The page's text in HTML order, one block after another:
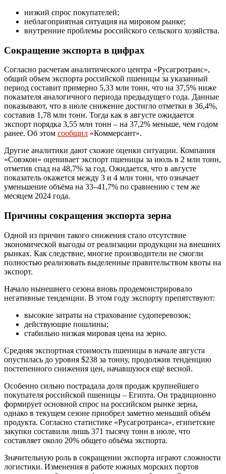
низкий спрос покупателей;
неблагоприятная ситуация на мировом рынке;
внутренние проблемы российского сельского хозяйства.
Сокращение экспорта в цифрах
Согласно расчетам аналитического центра «Русагротранс»,
общий объем экспорта российской пшеницы за указанный
период составит примерно 5,33 млн тонн, что на 37,5% ниже
показателя аналогичного периода предыдущего года. Данные
показывают, что в июле снижение достигло отметки в 36,4%,
составив 1,78 млн тонн. Тогда как в августе ожидается
экспорт порядка 3,55 млн тонн – на 37,2% меньше, чем годом
ранее. Об этом сообщил «Коммерсант».
Другие аналитики дают схожие оценки ситуации. Компания
«Совэкон» оценивает экспорт пшеницы за июль в 2 млн тонн,
отметив спад на 48,7% за год. Ожидается, что в августе
показатель окажется между 3 и 4 млн тонн, что означает
уменьшение объёма на 33–41,7% по сравнению с тем же
месяцем 2024 года.
Причины сокращения экспорта зерна
Одной из причин такого снижения стало отсутствие
экономической выгоды от реализации продукции на внешних
рынках. Как следствие, многие производители не смогли
полностью реализовать выделенные правительством квоты на
экспорт.
Начало нынешнего сезона вновь продемонстрировало
негативные тенденции. В этом году экспорту препятствуют:
высокие затраты на страхование судоперевозок;
действующие пошлины;
стабильно низкая мировая цена на зерно.
Средняя экспортная стоимость пшеницы в начале августа
опустилась до уровня $238 за тонну, продолжив тенденцию
постепенного снижения цен, начавшуюся ещё весной.
Особенно сильно пострадала доля продаж крупнейшего
покупателя российской пшеницы – Египта. Он традиционно
формирует основной спрос на российском рынке зерна,
однако в текущем сезоне приобрел заметно меньший объём
продукта. Согласно статистике «Русагротранса», египетские
закупки составили лишь 371 тысячу тонн в июле, что
составляет около 20% общего объёма экспорта.
Значительную роль в сокращении экспорта играют сложности
логистики. Изменения в работе южных морских портов